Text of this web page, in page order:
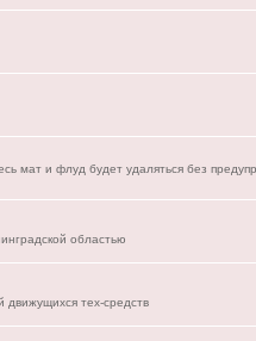
мат и флуд будет удаляться без
областью
движущихся тех-средств